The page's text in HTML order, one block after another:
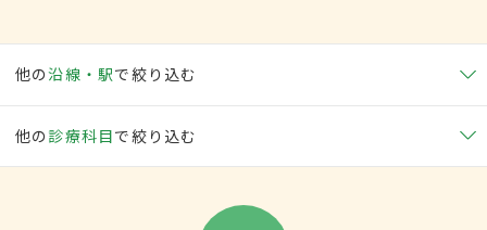
他の沿線・駅で絞り込む
他の 診療科目で絞り込む